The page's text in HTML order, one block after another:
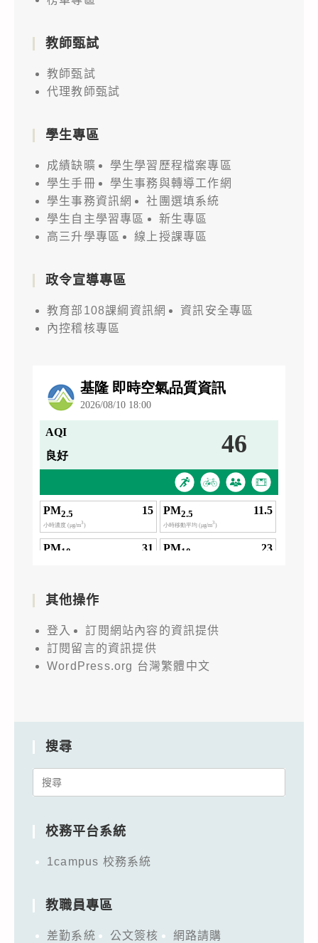
教師甄試
教師甄試
代理教師甄試
學生專區
成績缺曠
學生學習歷程檔案專區
學生手冊
學生事務與轉導工作網
學生事務資訊網
社團選填系統
學生自主學習專區
新生專區
高三升學專區
線上授課專區
政令宣導專區
教育部108課綱資訊網
資訊安全專區
內控稽核專區
其他操作
登入
訂閱網站內容的資訊提供
訂閱留言的資訊提供
WordPress.org 台灣繁體中文
搜尋
Search
校務平台系統
1campus 校務系統
教職員專區
差勤系統 公文簽核
網路請購